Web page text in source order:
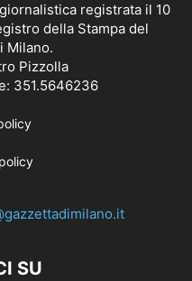
registrata il 10
della Stampa del
Milano.
Pizzolla
351.5646236
SU